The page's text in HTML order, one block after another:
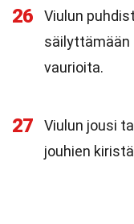
26
Viulun
säilyttämään
vaurioita.
27
Viulun jousi
jouhien